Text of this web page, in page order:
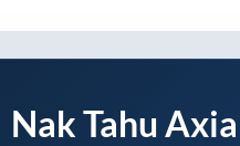
Nak Tahu